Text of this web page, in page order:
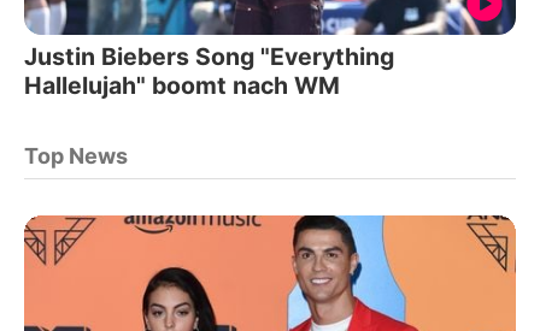
Justin Biebers Song "Everything
Hallelujah" boomt nach WM
Top News